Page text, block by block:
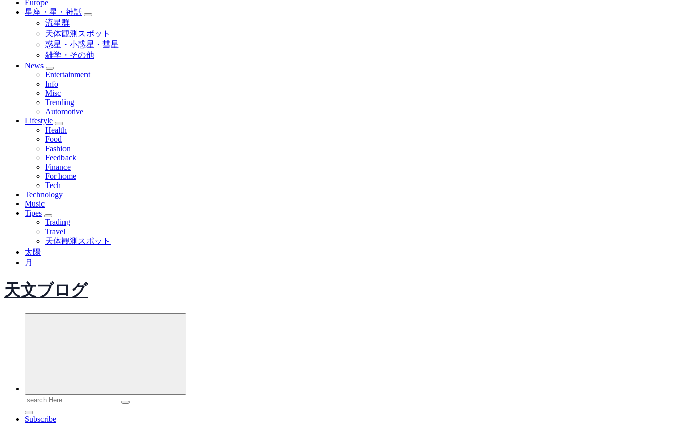
Europe
星座・星・神話
流星群
天体観測スポット
惑星・小惑星・彗星
雑学・その他
News
Entertainment
Info
Misc
Trending
Automotive
Lifestyle
Health
Food
Fashion
Feedback
Finance
For home
Tech
Technology
Music
Tipes
Trading
Travel
天体観測スポット
太陽
月
天文ブログ
Search
for:
Subscribe